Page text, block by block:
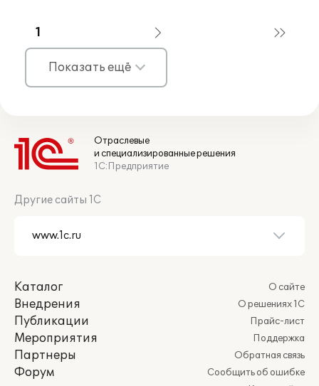
Показать ещё
1
Отраслевые
и специализированные решения
1С:Предприятие
Другие сайты 1С
Каталог
Внедрения
Публикации
Мероприятия
Партнеры
Форум
О сайте
О решениях 1С
Прайс-лист
Поддержка
Обратная связь
Сообщить об ошибке